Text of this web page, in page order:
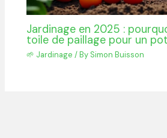
Jardinage en 2025 :
toile de paillage pour un
🌱 Jardinage / By Simon Buisson